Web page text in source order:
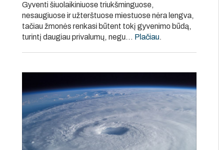
Gyventi šiuolaikiniuose triukšminguose,
nesaugiuose ir užterštuose miestuose nėra lengva,
tačiau žmonės renkasi būtent tokį gyvenimo būdą,
turintį daugiau privalumų, negu… Plačiau.